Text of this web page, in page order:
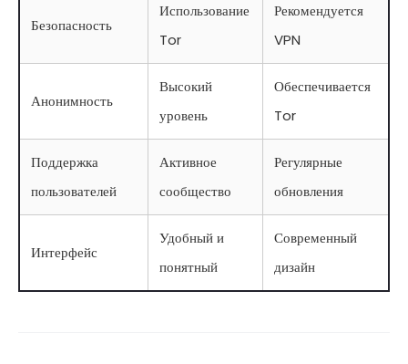
Безопасность
Использование
Tor
Рекомендуется
VPN
Анонимность
Высокий
уровень
Обеспечивается
Tor
Поддержка
пользователей
Активное
сообщество
Регулярные
обновления
Интерфейс
Удобный и
понятный
Современный
дизайн